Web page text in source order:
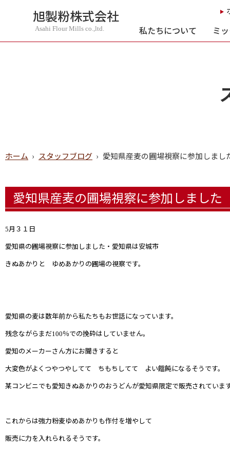
旭製粉株式会社
Asahi Flour Mills co.,ltd. 私たちについて ミ
ホーム › スタッフブログ › 愛知県産麦の圃場視察に参加しまし
愛知県産麦の圃場視察に参加しました
5月３１日
愛知県の圃場視察に参加しました・愛知県は安城市
きぬあかりと ゆめあかりの圃場の視察です。
愛知県の麦は数年前から私たちもお世話になっています。
残念ながらまだ100％での挽砕はしていません。
愛知のメーカーさん方にお聞きすると
大変色がよくつやつやしてて ちもちしてて よい饂飩になるそうです。
某コンビニでも愛知きぬあかりのおうどんが愛知県限定で販売されていま
これからは強力粉麦ゆめあかりも作付を増やして
販売に力を入れられるそうです。